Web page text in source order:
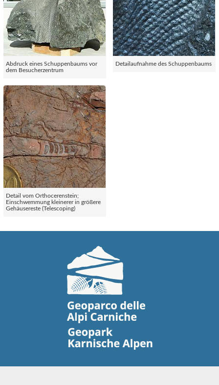
Abdruck eines Schuppenbaums vor
dem Besucherzentrum
Detailaufnahme des Schuppenbaums
Detail vom Orthocerenstein;
Einschwemmung kleinerer in größere
Gehäusereste (Telescoping)